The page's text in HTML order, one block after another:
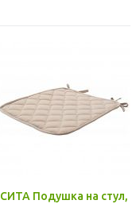
СИТА Подушка на стул,